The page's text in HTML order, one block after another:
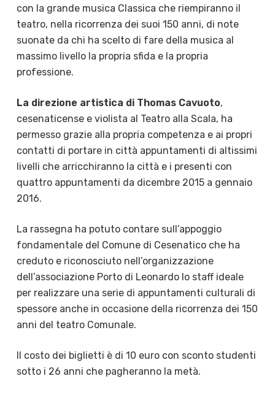
con la grande musica Classica che riempiranno il
teatro, nella ricorrenza dei suoi 150 anni, di note
suonate da chi ha scelto di fare della musica al
massimo livello la propria sfida e la propria
professione.
La direzione artistica di Thomas Cavuoto,
cesenaticense e violista al Teatro alla Scala, ha
permesso grazie alla propria competenza e ai propri
contatti di portare in città appuntamenti di altissimi
livelli che arricchiranno la città e i presenti con
quattro appuntamenti da dicembre 2015 a gennaio
2016.
La rassegna ha potuto contare sull’appoggio
fondamentale del Comune di Cesenatico che ha
creduto e riconosciuto nell’organizzazione
dell’associazione Porto di Leonardo lo staff ideale
per realizzare una serie di appuntamenti culturali di
spessore anche in occasione della ricorrenza dei 150
anni del teatro Comunale.
Il costo dei biglietti è di 10 euro con sconto studenti
sotto i 26 anni che pagheranno la metà.